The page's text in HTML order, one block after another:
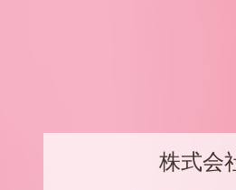
株式会